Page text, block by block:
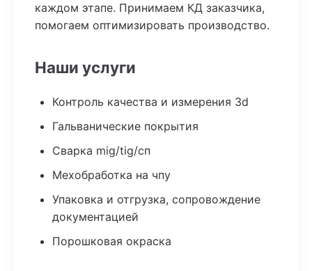
каждом этапе. Принимаем КД заказчика,
помогаем оптимизировать производство.
Наши услуги
Контроль качества и измерения 3d
Гальванические покрытия
Сварка mig/tig/сп
Мехобработка на чпу
Упаковка и отгрузка, сопровождение
документацией
Порошковая окраска